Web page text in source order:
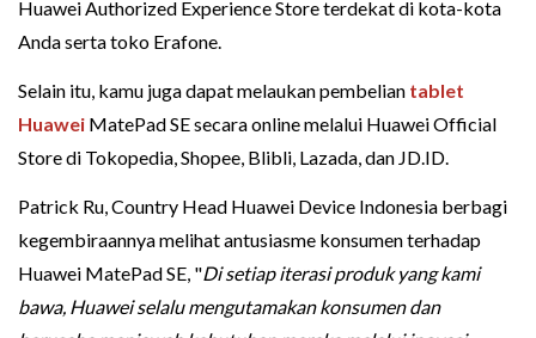
Huawei Authorized Experience Store terdekat di kota-kota
Anda serta toko Erafone.
Selain itu, kamu juga dapat melaukan pembelian tablet
Huawei MatePad SE secara online melalui Huawei Official
Store di Tokopedia, Shopee, Blibli, Lazada, dan JD.ID.
Patrick Ru, Country Head Huawei Device Indonesia berbagi
kegembiraannya melihat antusiasme konsumen terhadap
Huawei MatePad SE, "Di setiap iterasi produk yang kami
bawa, Huawei selalu mengutamakan konsumen dan